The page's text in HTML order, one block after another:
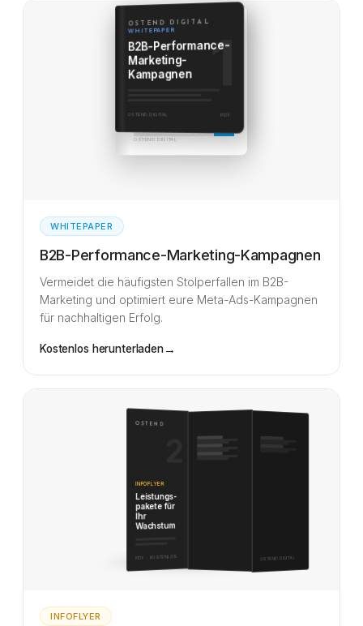
KAPITEL 01
Die häufigsten B2B-
Stolperfallen
OSTEND.DIGITAL
OSTEND DIGITAL
1
WHITEPAPER
B2B-Performance-
Marketing-
Kampagnen
OSTEND.DIGITAL PDF
WHITEPAPER
B2B-Performance-Marketing-Kampagnen
Vermeidet die häufigsten Stolperfallen im B2B-
Marketing und optimiert eure Meta-Ads-Kampagnen
für nachhaltigen Erfolg.
Kostenlos herunterladen→
OSTEND
INFOFLYER
Leistungs­
pakete für
Ihr
Wachstum
PDF · KOSTENLOS OSTEND.DIGITAL
INFOFLYER